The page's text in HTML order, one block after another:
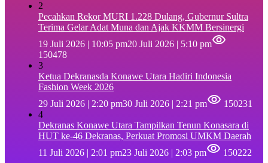
2
Pecahkan Rekor MURI 1.228 Dulang, Gubernur Sultra
Terima Gelar Adat Muna dan Ajak KKMM Bersinergi
19 Juli 2026 | 10:05 pm20 Juli 2026 | 5:10 pm
150478
3
Ketua Dekranasda Konawe Utara Hadiri Indonesia
Fashion Week 2026
29 Juli 2026 | 2:20 pm30 Juli 2026 | 2:21 pm
150231
4
Dekranas Konawe Utara Tampilkan Tenun Konasara di
HUT ke-46 Dekranas, Perkuat Promosi UMKM Daerah
11 Juli 2026 | 2:01 pm23 Juli 2026 | 2:03 pm 150222